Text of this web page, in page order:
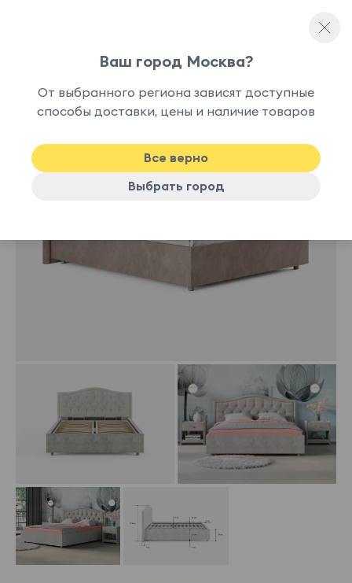
наличии
Ваш город Москва?
От выбранного региона зависят доступные
способы доставки, цены и наличие товаров
Все верно
Выбрать город